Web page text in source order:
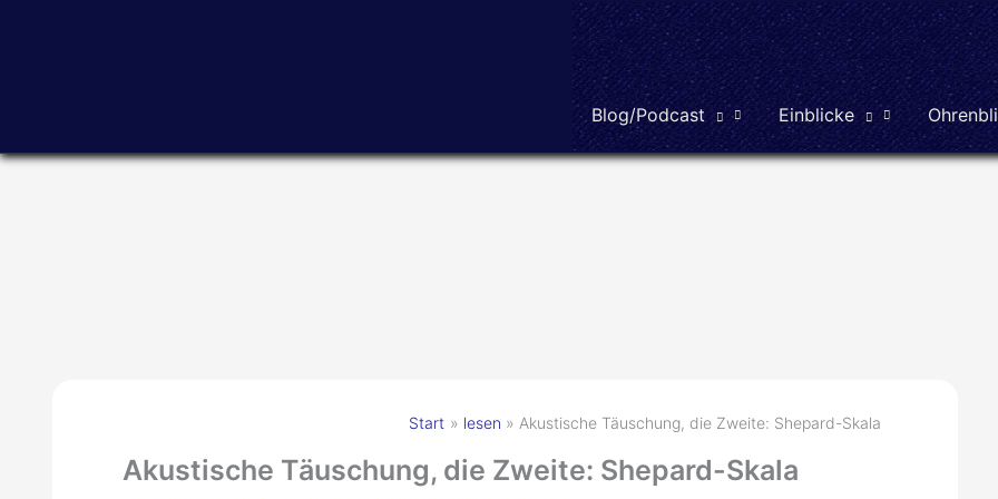
Blog/Podcast Einblicke
Start lesen Akustische Täuschung, die Zweite: Shepard-Skala
Akustische Täuschung, die Zweite: Shepard-Skala